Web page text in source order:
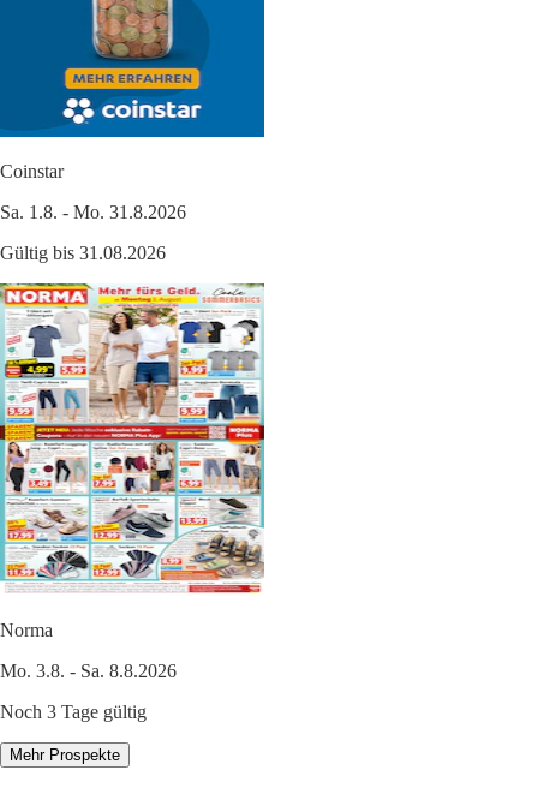
Coinstar
Sa. 1.8. - Mo. 31.8.2026
Gültig bis 31.08.2026
Norma
Mo. 3.8. - Sa. 8.8.2026
Noch 3 Tage gültig
Mehr Prospekte